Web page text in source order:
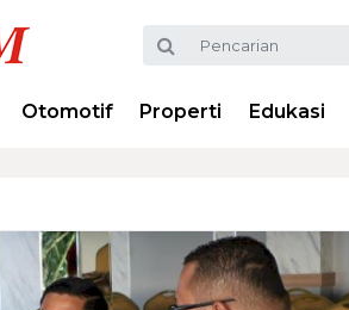
Otomotif Properti Edukasi